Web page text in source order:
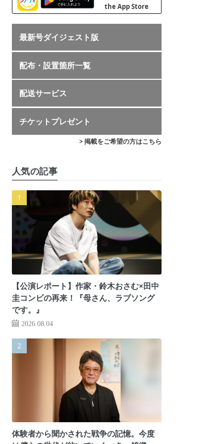
最新号ダイジェスト版
配布・設置箇所一覧
配送サービス
チケットプレゼント
> 掲載をご希望の方はこちら
人気の記事
【公演レポート】作家・鈴木おさむ×田中
圭コンビの再来！『母さん、ラブソング
です。』
2026.08.04
体験者から聞かされた戦争の記憶。今度